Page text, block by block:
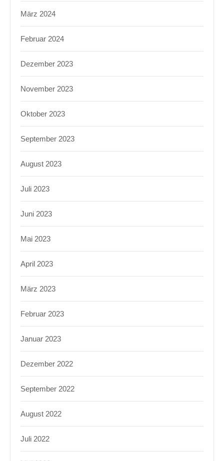
März 2024
Februar 2024
Dezember 2023
November 2023
Oktober 2023
September 2023
August 2023
Juli 2023
Juni 2023
Mai 2023
April 2023
März 2023
Februar 2023
Januar 2023
Dezember 2022
September 2022
August 2022
Juli 2022